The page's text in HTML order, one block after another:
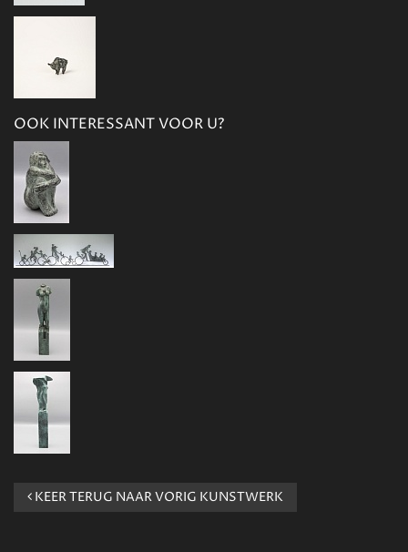
OOK INTERESSANT VOOR U?
KEER TERUG NAAR VORIG KUNSTWERK